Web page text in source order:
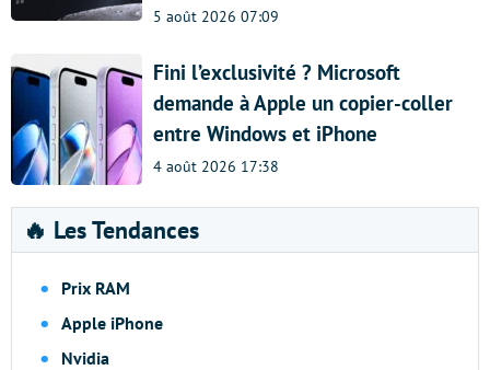
5 août 2026 07:09
Fini l’exclusivité ? Microsoft
demande à Apple un copier-coller
entre Windows et iPhone
4 août 2026 17:38
🔥 Les Tendances
Prix RAM
Apple iPhone
Nvidia